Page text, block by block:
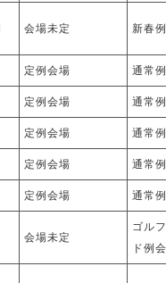
会場未定 新春
定例会場 通常
定例会場 通常
定例会場 通常
定例会場 通常
定例会場 通常
会場未定
ゴル
ド例会